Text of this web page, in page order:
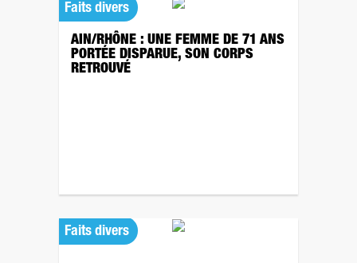
Faits divers
AIN/RHÔNE : UNE FEMME DE 71 ANS
PORTÉE DISPARUE, SON CORPS
RETROUVÉ
Faits divers